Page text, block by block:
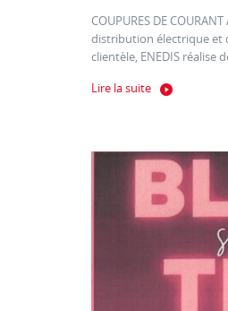
COUPURES DE
distribution électrique et
clientèle, ENEDIS réalise
Lire la suite